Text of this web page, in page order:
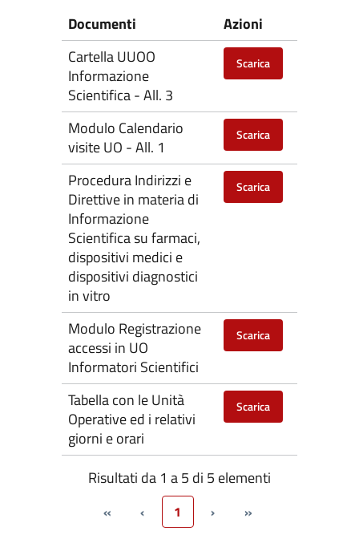
Documenti
Azioni
Cartella UUOO
Informazione
Scientifica - All. 3
Scarica
Modulo Calendario
visite UO - All. 1
Scarica
Procedura Indirizzi e
Direttive in materia di
Informazione
Scientifica su farmaci,
dispositivi medici e
dispositivi diagnostici
in vitro
Scarica
Modulo Registrazione
accessi in UO
Informatori Scientifici
Scarica
Tabella con le Unità
Operative ed i relativi
giorni e orari
Scarica
Risultati da 1 a 5 di 5 elementi
« ‹ 1 › »